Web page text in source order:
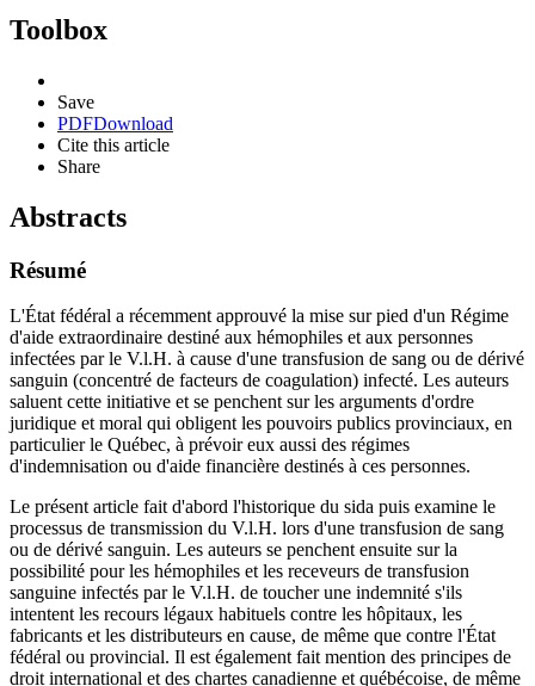
Toolbox
Save
PDFDownload
Cite this article
Share
Abstracts
Résumé
L'État fédéral a récemment approuvé la mise sur pied d'un Régime
d'aide extraordinaire destiné aux hémophiles et aux personnes
infectées par le V.l.H. à cause d'une transfusion de sang ou de dérivé
sanguin (concentré de facteurs de coagulation) infecté. Les auteurs
saluent cette initiative et se penchent sur les arguments d'ordre
juridique et moral qui obligent les pouvoirs publics provinciaux, en
particulier le Québec, à prévoir eux aussi des régimes
d'indemnisation ou d'aide financière destinés à ces personnes.
Le présent article fait d'abord l'historique du sida puis examine le
processus de transmission du V.l.H. lors d'une transfusion de sang
ou de dérivé sanguin. Les auteurs se penchent ensuite sur la
possibilité pour les hémophiles et les receveurs de transfusion
sanguine infectés par le V.l.H. de toucher une indemnité s'ils
intentent les recours légaux habituels contre les hôpitaux, les
fabricants et les distributeurs en cause, de même que contre l'État
fédéral ou provincial. Il est également fait mention des principes de
droit international et des chartes canadienne et québécoise, de même